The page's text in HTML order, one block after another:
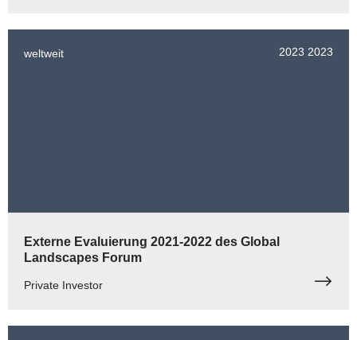
weltweit 2023 2023
Externe Evaluierung 2021-2022 des Global
Landscapes Forum
Private Investor